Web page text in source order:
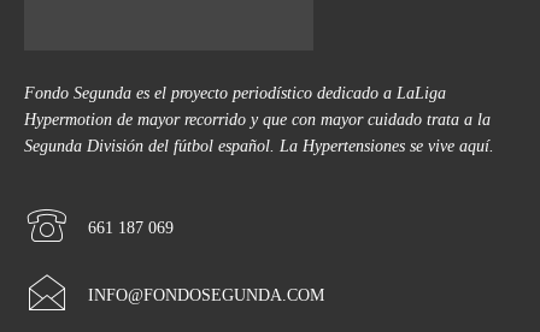
Fondo Segunda es el proyecto periodístico dedicado a LaLiga
Hypermotion de mayor recorrido y que con mayor cuidado trata a la
Segunda División del fútbol español. La Hypertensiones se vive aquí.
661 187 069
INFO@FONDOSEGUNDA.COM